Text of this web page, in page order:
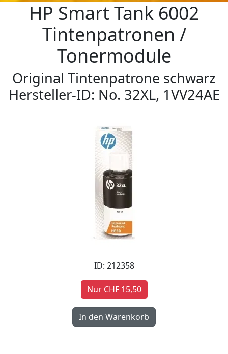
HP Smart Tank 6002
Tintenpatronen /
Tonermodule
Original Tintenpatrone schwarz
Hersteller-ID: No. 32XL, 1VV24AE
ID: 212358
Nur CHF 15,50